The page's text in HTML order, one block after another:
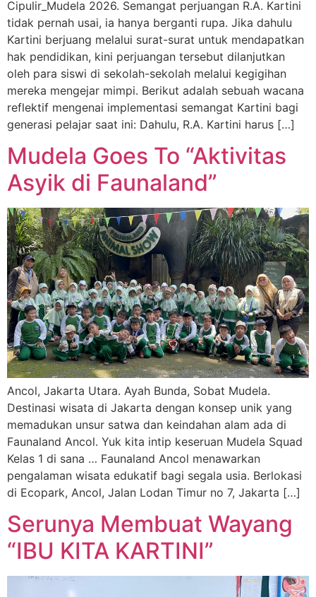
Cipulir_Mudela 2026. Semangat perjuangan R.A. Kartini
tidak pernah usai, ia hanya berganti rupa. Jika dahulu
Kartini berjuang melalui surat-surat untuk mendapatkan
hak pendidikan, kini perjuangan tersebut dilanjutkan
oleh para siswi di sekolah-sekolah melalui kegigihan
mereka mengejar mimpi. Berikut adalah sebuah wacana
reflektif mengenai implementasi semangat Kartini bagi
generasi pelajar saat ini: Dahulu, R.A. Kartini harus […]
Mudela Goes To “Aktivitas
Asyik di Faunaland”
Ancol, Jakarta Utara. Ayah Bunda, Sobat Mudela.
Destinasi wisata di Jakarta dengan konsep unik yang
memadukan unsur satwa dan keindahan alam ada di
Faunaland Ancol. Yuk kita intip keseruan Mudela Squad
Kelas 1 di sana … Faunaland Ancol menawarkan
pengalaman wisata edukatif bagi segala usia. Berlokasi
di Ecopark, Ancol, Jalan Lodan Timur no 7, Jakarta […]
Serunya Membuat Wayang
“IBU KITA KARTINI”